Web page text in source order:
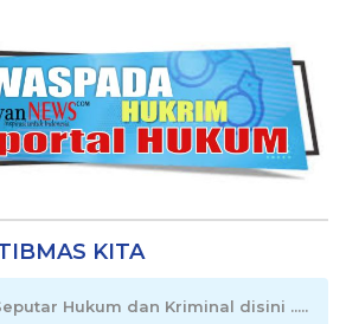
KITA
Hukum dan Kriminal disini .....